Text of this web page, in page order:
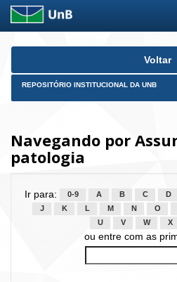
Skip
Voltar
REPOSITÓRIO INSTITUCIONAL DA UNB
Navegando por
patologia
Ir para: 0-9 A B C D
J
K L M N O
U
V W X
ou entre com as